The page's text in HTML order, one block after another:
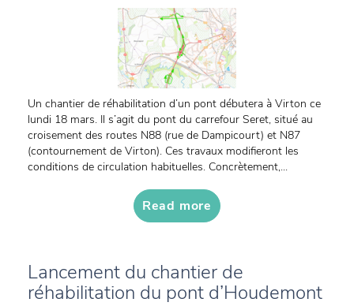
Un chantier de réhabilitation d’un pont débutera à Virton ce
lundi 18 mars. Il s’agit du pont du carrefour Seret, situé au
croisement des routes N88 (rue de Dampicourt) et N87
(contournement de Virton). Ces travaux modifieront les
conditions de circulation habituelles. Concrètement,...
Read more
Lancement du chantier de
réhabilitation du pont d’Houdemont